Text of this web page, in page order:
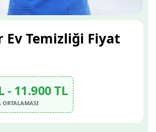
Ev Temizliği Fiyat
- 11.900 TL
ORTALAMASI